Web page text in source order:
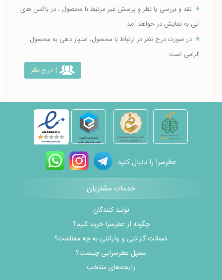
نقد و بررسی یا نظر و پرسش غیر مرتبط با محصول ، در باکس های
آبی به نمایش در خواهد آمد
در صورت درج نظر در ارتباط با محصول، امتیاز دهی به محصول
الزامی است
| درج نظر
عطرسرا را دنبال کنید
خدمات مشتریان
تولید کنندگان
چگونه از عطرسرا خرید کنیم؟
ضمانت گارانتی و وارانتی به چه معناست؟
سمپل عطرسرایی چیست؟
رایحه‌های منتخب